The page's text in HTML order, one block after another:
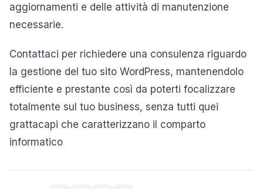
aggiornamenti e delle attività di manutenzione
necessarie.
Contattaci per richiedere una consulenza riguardo
la gestione del tuo sito WordPress, mantenendolo
efficiente e prestante così da poterti focalizzare
totalmente sul tuo business, senza tutti quei
grattacapi che caratterizzano il comparto
informatico